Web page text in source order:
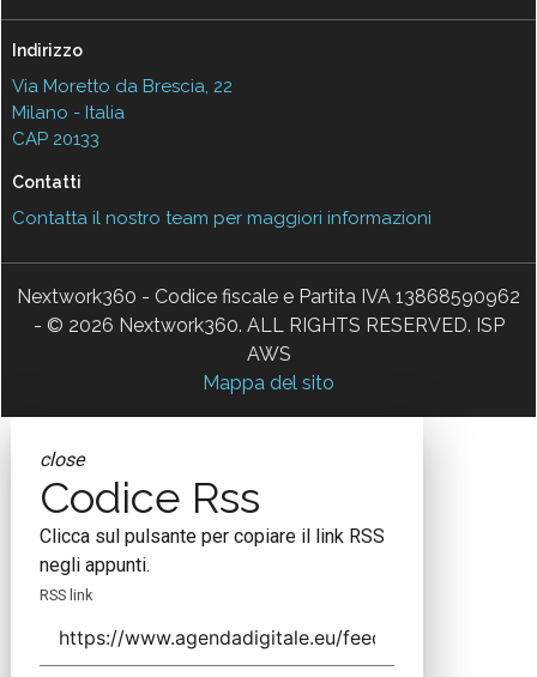
Indirizzo
Via Moretto da Brescia, 22
Milano - Italia
CAP 20133
Contatti
Contatta il nostro team per maggiori informazioni
Nextwork360 - Codice fiscale e Partita IVA 13868590962
- © 2026 Nextwork360. ALL RIGHTS RESERVED. ISP
AWS
Mappa del sito
close
Codice Rss
Clicca sul pulsante per copiare il link RSS
negli appunti.
RSS link